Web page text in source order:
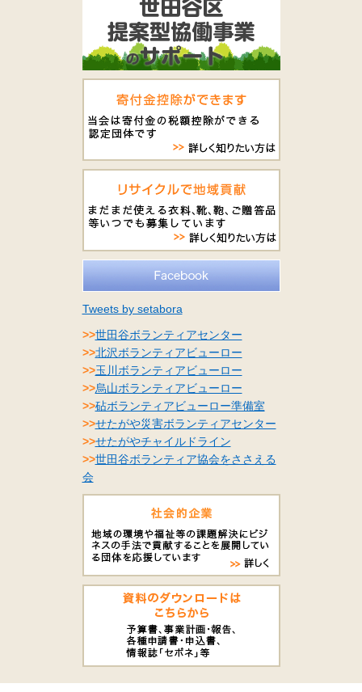
Tweets by setabora
>>世田谷ボランティアセンター
>>北沢ボランティアビューロー
>>玉川ボランティアビューロー
>>烏山ボランティアビューロー
>>砧ボランティアビューロー準備室
>>せたがや災害ボランティアセンター
>>せたがやチャイルドライン
>>世田谷ボランティア協会をささえる
会